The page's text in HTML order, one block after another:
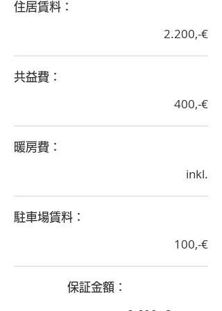
​住居賃料：
2.200,-€
​共益費：
400,-€
​暖房費：
inkl.
​駐車場賃料：
100,-€
​保証金額：